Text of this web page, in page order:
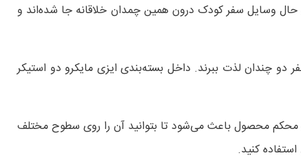
وسایل سفر کودک درون همین چمدان خلاقانه جا شده‌اند و
و از سفر دو چندان لذت ببرند. داخل بسته‌بندی ایزی مایکرو دو استیکر
آن جا به جایی را آسان می‌کند. این دسته حدود 110 سانتی‌متر است. چرخ‌های محکم محصول باعث می‌شود تا بتوانید آن را روی سطوح مختلف
کنید.